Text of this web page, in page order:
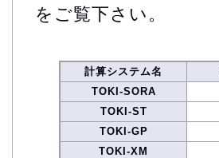
をご覧下さい。
計算システム名
TOKI-SORA
TOKI-ST
TOKI-GP
TOKI-XM